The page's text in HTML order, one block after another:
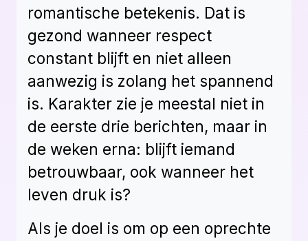
romantische betekenis. Dat is
gezond wanneer respect
constant blijft en niet alleen
aanwezig is zolang het spannend
is. Karakter zie je meestal niet in
de eerste drie berichten, maar in
de weken erna: blijft iemand
betrouwbaar, ook wanneer het
leven druk is?
Als je doel is om op een oprechte